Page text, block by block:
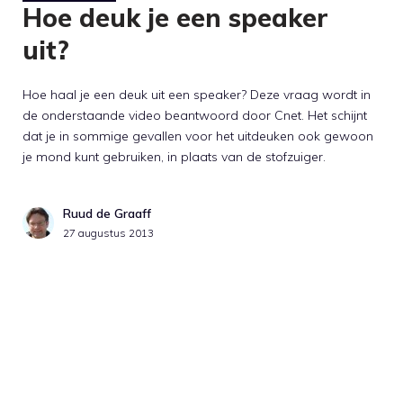
Hoe deuk je een speaker
uit?
Hoe haal je een deuk uit een speaker? Deze vraag wordt in
de onderstaande video beantwoord door Cnet. Het schijnt
dat je in sommige gevallen voor het uitdeuken ook gewoon
je mond kunt gebruiken, in plaats van de stofzuiger.
Ruud de Graaff
27 augustus 2013